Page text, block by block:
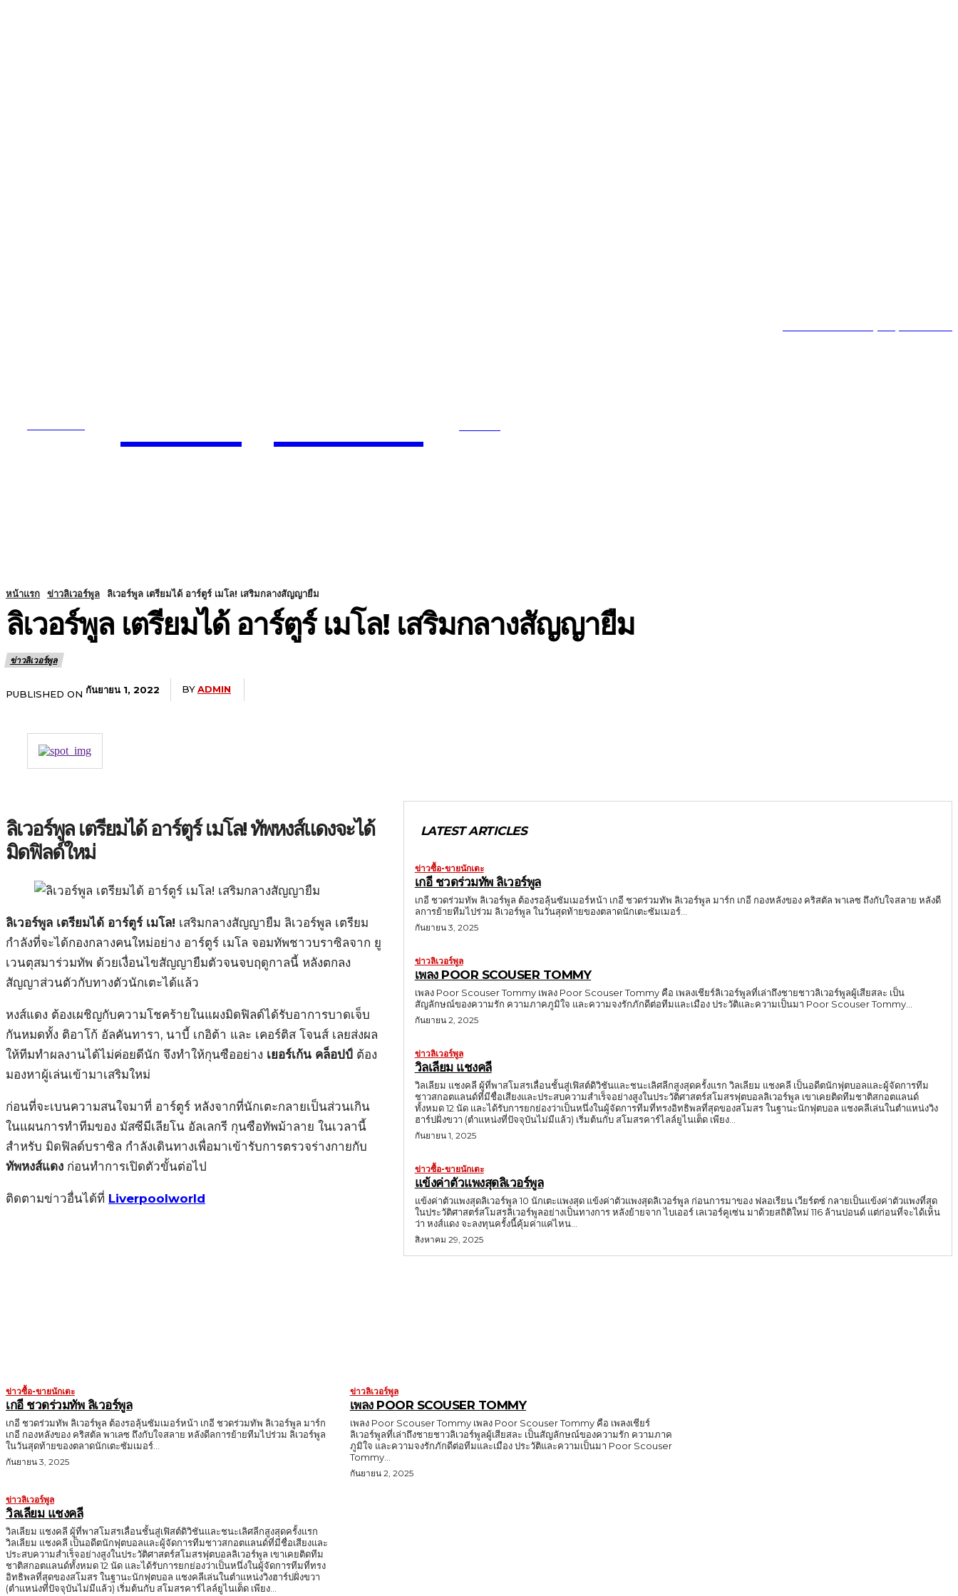
หน้าแรก ข่าวลิเวอร์พูล ลิเวอร์พูล เตรียมได้ อาร์ตูร์ เมโล! เสริมกลางสัญญายืม
ลิเวอร์พูล เตรียมได้ อาร์ตูร์ เมโล! เสริมกลางสัญญายืม
ข่าวลิเวอร์พูล
PUBLISHED ON กันยายน 1, 2022 BYADMIN
ลิเวอร์พูล เตรียมได้ อาร์ตูร์ เมโล! ทัพหงส์แดงจะได้
มิดฟิลด์ใหม่
ลิเวอร์พูล เตรียมได้ อาร์ตูร์ เมโล! เสริมกลางสัญญายืม ลิเวอร์พูล เตรียม
กำลังที่จะได้กองกลางคนใหม่อย่าง อาร์ตูร์ เมโล จอมทัพชาวบราซิลจาก ยู
เวนตุสมาร่วมทัพ ด้วยเงื่อนไขสัญญายืมตัวจนจบฤดูกาลนี้ หลังตกลง
สัญญาส่วนตัวกับทางตัวนักเตะได้แล้ว
หงส์แดง ต้องเผชิญกับความโชคร้ายในแผงมิดฟิลด์ได้รับอาการบาดเจ็บ
กันหมดทั้ง ติอาโก้ อัลคันทารา, นาบี้ เกอิต้า และ เคอร์ติส โจนส์ เลยส่งผล
ให้ทีมทำผลงานได้ไม่ค่อยดีนัก จึงทำให้กุนซืออย่าง เยอร์เก้น คล็อปป์ ต้อง
มองหาผู้เล่นเข้ามาเสริมใหม่
ก่อนที่จะเบนความสนใจมาที่ อาร์ตูร์ หลังจากที่นักเตะกลายเป็นส่วนเกิน
ในแผนการทำทีมของ มัสซีมีเลียโน อัลเลกรี กุนซือทัพม้าลาย ในเวลานี้
สำหรับ มิดฟิลด์บราซิล กำลังเดินทางเพื่อมาเข้ารับการตรวจร่างกายกับ
ทัพหงส์แดง ก่อนทำการเปิดตัวขั้นต่อไป
ติดตามข่าวอื่นได้ที่ Liverpoolworld
LATEST ARTICLES
ข่าวซื้อ-ขายนักเตะ
เกอี ชวดร่วมทัพ ลิเวอร์พูล
เกอี ชวดร่วมทัพ ลิเวอร์พูล ต้องรอลุ้นซัมเมอร์หน้า เกอี ชวดร่วมทัพ ลิเวอร์พูล มาร์ก เกอี กองหลังของ คริสตัล พาเลซ ถึงกับใจสลาย หลังดี
ลการย้ายทีมไปร่วม ลิเวอร์พูล ในวันสุดท้ายของตลาดนักเตะซัมเมอร์...
กันยายน 3, 2025
ข่าวลิเวอร์พูล
เพลง POOR SCOUSER TOMMY
เพลง Poor Scouser Tommy เพลง Poor Scouser Tommy คือ เพลงเชียร์ลิเวอร์พูลที่เล่าถึงชายชาวลิเวอร์พูลผู้เสียสละ เป็น
สัญลักษณ์ของความรัก ความภาคภูมิใจ และความจงรักภักดีต่อทีมและเมือง ประวัติและความเป็นมา Poor Scouser Tommy...
กันยายน 2, 2025
ข่าวลิเวอร์พูล
วิลเลียม แชงคลี
วิลเลียม แชงคลี ผู้ที่พาสโมสรเลื่อนชั้นสู่เฟิสต์ดิวิชันและชนะเลิศลีกสูงสุดครั้งแรก วิลเลียม แชงคลี เป็นอดีตนักฟุตบอลและผู้จัดการทีม
ชาวสกอตแลนด์ที่มีชื่อเสียงและประสบความสำเร็จอย่างสูงในประวัติศาสตร์สโมสรฟุตบอลลิเวอร์พูล เขาเคยติดทีมชาติสกอตแลนด์
ทั้งหมด 12 นัด และได้รับการยกย่องว่าเป็นหนึ่งในผู้จัดการทีมที่ทรงอิทธิพลที่สุดของสโมสร ในฐานะนักฟุตบอล แชงคลีเล่นในตำแหน่งวิง
ฮาร์ปฝั่งขวา (ตำแหน่งที่ปัจจุบันไม่มีแล้ว) เริ่มต้นกับ สโมสรคาร์ไลล์ยูไนเต็ด เพียง...
กันยายน 1, 2025
ข่าวซื้อ-ขายนักเตะ
แข้งค่าตัวแพงสุดลิเวอร์พูล
แข้งค่าตัวแพงสุดลิเวอร์พูล 10 นักเตะแพงสุด แข้งค่าตัวแพงสุดลิเวอร์พูล ก่อนการมาของ ฟลอเรียน เวียร์ตซ์ กลายเป็นแข้งค่าตัวแพงที่สุด
ในประวัติศาสตร์สโมสรลิเวอร์พูลอย่างเป็นทางการ หลังย้ายจาก ไบเออร์ เลเวอร์คูเซ่น มาด้วยสถิติใหม่ 116 ล้านปอนด์ แต่ก่อนที่จะได้เห็น
ว่า หงส์แดง จะลงทุนครั้งนี้คุ้มค่าแค่ไหน...
สิงหาคม 29, 2025
ข่าวซื้อ-ขายนักเตะ
เกอี ชวดร่วมทัพ ลิเวอร์พูล
เกอี ชวดร่วมทัพ ลิเวอร์พูล ต้องรอลุ้นซัมเมอร์หน้า เกอี ชวดร่วมทัพ ลิเวอร์พูล มาร์ก
เกอี กองหลังของ คริสตัล พาเลซ ถึงกับใจสลาย หลังดีลการย้ายทีมไปร่วม ลิเวอร์พูล
ในวันสุดท้ายของตลาดนักเตะซัมเมอร์...
กันยายน 3, 2025
ข่าวลิเวอร์พูล
เพลง POOR SCOUSER TOMMY
เพลง Poor Scouser Tommy เพลง Poor Scouser Tommy คือ เพลงเชียร์
ลิเวอร์พูลที่เล่าถึงชายชาวลิเวอร์พูลผู้เสียสละ เป็นสัญลักษณ์ของความรัก ความภาค
ภูมิใจ และความจงรักภักดีต่อทีมและเมือง ประวัติและความเป็นมา Poor Scouser
Tommy...
กันยายน 2, 2025
ข่าวลิเวอร์พูล
วิลเลียม แชงคลี
วิลเลียม แชงคลี ผู้ที่พาสโมสรเลื่อนชั้นสู่เฟิสต์ดิวิชันและชนะเลิศลีกสูงสุดครั้งแรก
วิลเลียม แชงคลี เป็นอดีตนักฟุตบอลและผู้จัดการทีมชาวสกอตแลนด์ที่มีชื่อเสียงและ
ประสบความสำเร็จอย่างสูงในประวัติศาสตร์สโมสรฟุตบอลลิเวอร์พูล เขาเคยติดทีม
ชาติสกอตแลนด์ทั้งหมด 12 นัด และได้รับการยกย่องว่าเป็นหนึ่งในผู้จัดการทีมที่ทรง
อิทธิพลที่สุดของสโมสร ในฐานะนักฟุตบอล แชงคลีเล่นในตำแหน่งวิงฮาร์ปฝั่งขวา
(ตำแหน่งที่ปัจจุบันไม่มีแล้ว) เริ่มต้นกับ สโมสรคาร์ไลล์ยูไนเต็ด เพียง...